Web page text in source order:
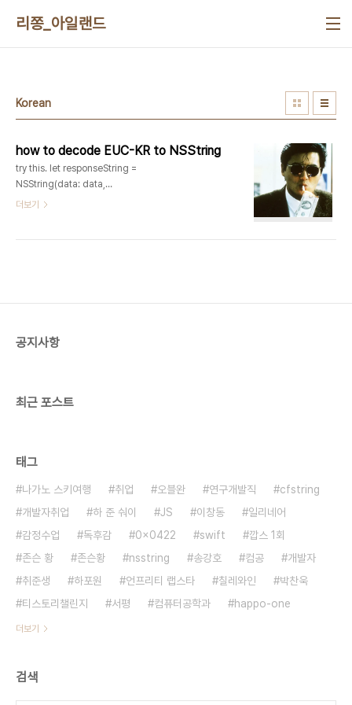
리쫑_아일랜드
Korean
how to decode EUC-KR to NSString
try this. let responseString =
NSString(data: data,
encoding:CFStringConvertEncodingToNSStringEncoding(
더보기
공지사항
최근 포스트
태그
나가노 스키여행 취업 오블완 연구개발직
cfstring
개발자취업
하 준 숴이 JS 이창동
일리네어
감정수업
독후감 0x0422 swift
깝스 1회
존슨 황
존슨황 nsstring 송강호 컴공
개발자
취준생
하포원 언프리티 랩스타 칠레와인
박찬욱
티스토리챌린지
서평 컴퓨터공학과 happo-one
더보기
검색